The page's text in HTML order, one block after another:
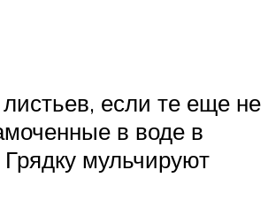
если те еще не
в воде в
мульчируют